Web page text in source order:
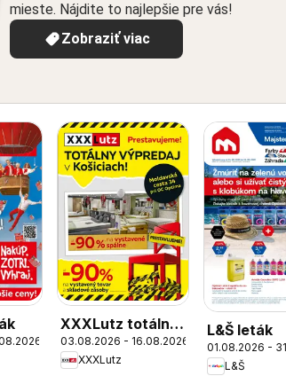
mieste. Nájdite to najlepšie pre vás!
Zobraziť viac
XXXLutz totálný
výpredaj v
Košiciach
03.08.2026 - 16.08.2026
XXXLutz
L&Š leták
01.08.2026 -
L&Š